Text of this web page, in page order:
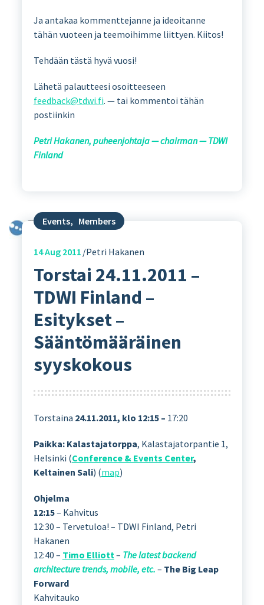
Ja antakaa kommenttejanne ja ideoitanne
tähän vuoteen ja teemoihimme liittyen. Kiitos!
Tehdään tästä hyvä vuosi!
Lähetä palautteesi osoitteeseen
feedback@tdwi.fi. — tai kommentoi tähän
postiinkin
Petri Hakanen, puheenjohtaja — chairman — TDWI
Finland
Events, Members
14Aug 2011 Petri Hakanen
Torstai 24.11.2011 –
TDWI Finland –
Esitykset –
Sääntömääräinen
syyskokous
Torstaina 24.11.2011, klo 12:15 – 17:20
Paikka: Kalastajatorppa, Kalastajatorpantie 1,
Helsinki (Conference & Events Center,
Keltainen Sali) (map)
Ohjelma
12:15– Kahvitus
12:30 – Tervetuloa! – TDWI Finland, Petri
Hakanen
12:40 – Timo Elliott– The latest backend
architecture trends, mobile, etc. – The Big Leap
Forward
Kahvitauko